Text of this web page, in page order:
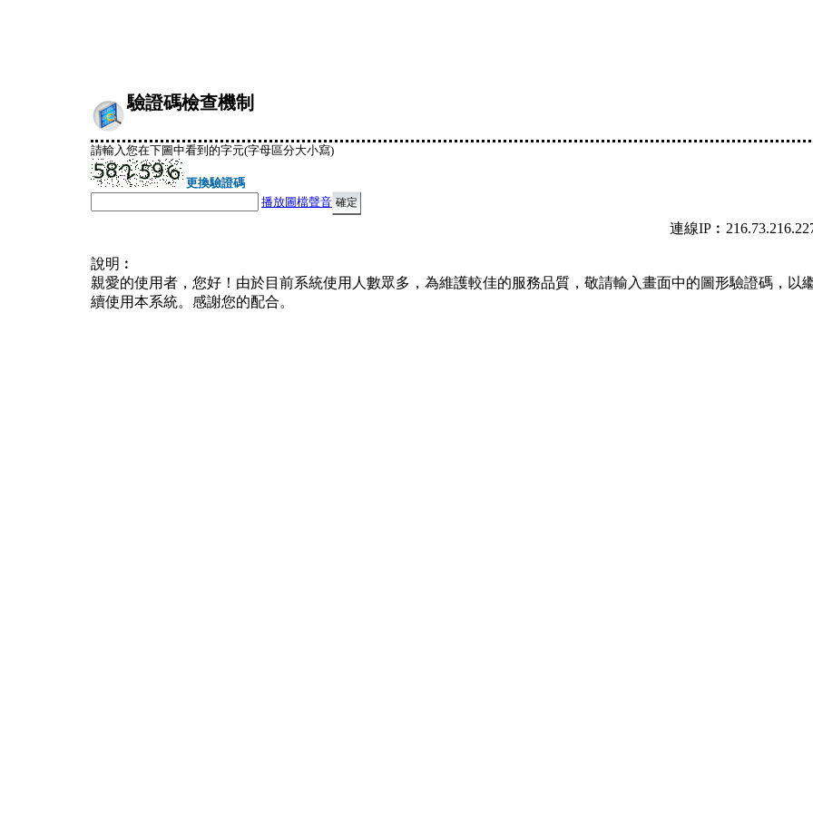
驗證碼檢查機制
請輸入您在下圖中看到的字元(字母區分大小寫)
更換驗證碼
播放圖檔聲音
連線
說明︰
親愛的使用者，您好！由於目前系統使用人數眾多，為維護較佳的服務品質，敬請輸入畫面中的圖形驗證碼，以
續使用本系統。感謝您的配合。